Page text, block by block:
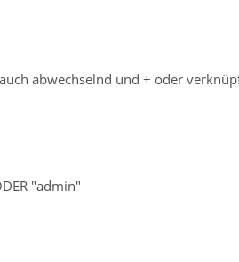
abwechselnd und + oder
"admin"